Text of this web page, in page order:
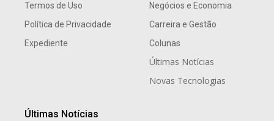
Termos de Uso
Política de Privacidade
Expediente
Negócios e Economia
Carreira e Gestão
Colunas
Últimas Notícias
Novas Tecnologias
Últimas Notícias